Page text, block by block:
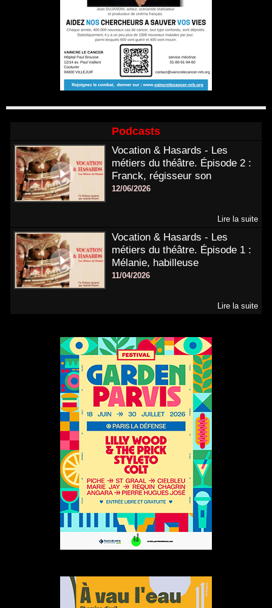
Podcasts
Vocation & Hasards - Les
métiers du théâtre. Épisode 2 :
Franck, régisseur son
12/06/2026
Lire la suite
Vocation & Hasards - Les
métiers du théâtre. Épisode 1 :
Mélanie, habilleuse
11/04/2026
Lire la suite